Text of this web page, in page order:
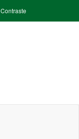
Contraste